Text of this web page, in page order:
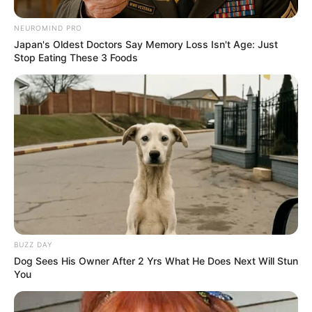
sempre respeitando o tempo de secagem entre
as demãos.
Finalize a pintura das latas
1. Com a tinta completamente seca, remova as
fitas adesivas e veja os desenhos que elas
NEUROMIND PRO
Japan's Oldest Doctors Say Memory Loss Isn't Age: Just
Stop Eating These 3 Foods
BUZZ DAY
Dog Sees His Owner After 2 Yrs What He Does Next Will Stun
You